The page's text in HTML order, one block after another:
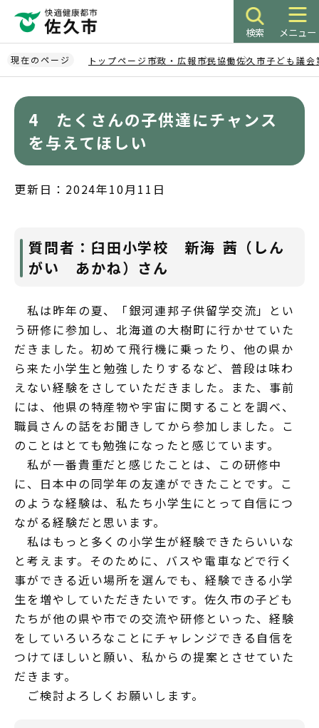
ペ
ー
ジ
検索 メニュー
現在のページ トップページ 市政・広報市民協働佐久市子ども議会
4 たくさんの子供達にチャンス
を与えてほしい
更新日：2024年10月11日
質問者：臼田小学校 新海 茜（しん
がい あかね）さん
私は昨年の夏、「銀河連邦子供留学交流」とい
う研修に参加し、北海道の大樹町に行かせていた
だきました。初めて飛行機に乗ったり、他の県か
ら来た小学生と勉強したりするなど、普段は味わ
えない経験をさしていただきました。また、事前
には、他県の特産物や宇宙に関することを調べ、
職員さんの話をお聞きしてから参加しました。こ
のことはとても勉強になったと感じています。
私が一番貴重だと感じたことは、この研修中
に、日本中の同学年の友達ができたことです。こ
のような経験は、私たち小学生にとって自信につ
ながる経験だと思います。
私はもっと多くの小学生が経験できたらいいな
と考えます。そのために、バスや電車などで行く
事ができる近い場所を選んでも、経験できる小学
生を増やしていただきたいです。佐久市の子ども
たちが他の県や市での交流や研修といった、経験
をしていろいろなことにチャレンジできる自信を
つけてほしいと願い、私からの提案とさせていた
だきます。
ご検討よろしくお願いします。